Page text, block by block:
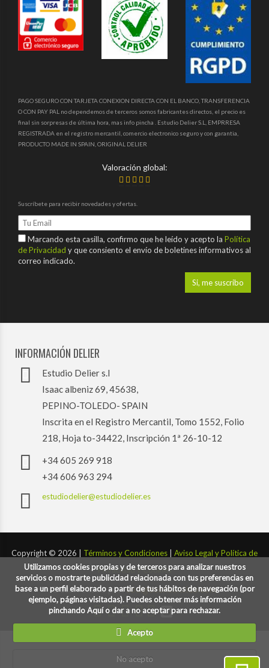
Utilizamos cookies propias y de terceros para analizar nuestros
servicios o mostrarte publicidad relacionada con tus preferencias en
base a un perfil elaborado a partir de tus hábitos de navegación (por
ejemplo, páginas visitadas). Puedes obtener más información
pinchando Aquí o dar a no aceptar para rechazar.
Acepto
No acepto
PAGO SEGURO CON TARJETA CONEXION DIRECTA CON EL BANCO, TRANSFERENCIA
O CON PAY PAL no dependemos de terceros somos fabricantes directos, el precio es
final sin sorpresas de última hora, mas info pincha . Estudio Delier S.L, EMPRRESA
REGISTRADA en el registro mercantil, comercio electronico seguro y con garantia,
PRODUCTO MADE IN SPAIN, ORIGINAL DELIER
Valoración global:
Suscríbete para recibir novedades y ofertas.
Marcando esta casilla, confirmo que he leído y acepto la Política
de Privacidad y que consiento el envío de boletines informativos al
correo indicado.
INFORMACIÓN DELIER
Estudio Delier s.l
Isaac albeniz 69, 45638,
PEPINO-TOLEDO- SPAIN
Inscrita en el Registro Mercantil, Tomo 1552, Folio
218, Hoja to-34422, Inscripción 1ª 26-10-12
+34 605 269 918
+34 606 963 294
estudiodelier@estudiodelier.es
Copyright © 2026 | Términos y Condiciones
Aviso Legal y Política de
Privacidad y Cookies
Desarrollado por:codigoconsentido.com